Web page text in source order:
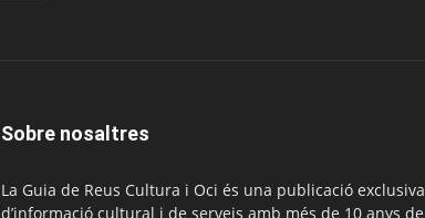
Sobre nosaltres
La Guia de Reus Cultura i Oci és una publicació exclusiva
d’informació cultural i de serveis amb més de 10 anys de